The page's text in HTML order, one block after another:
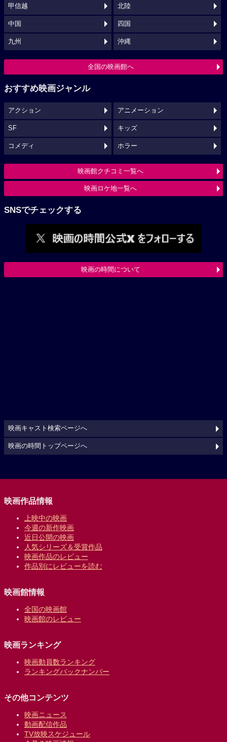
甲信越 北陸
中国 四国
九州 沖縄
全国の映画館へ
おすすめ映画ジャンル
アクション アニメーション
SF キッズ
コメディ ホラー
映画館クチコミ一覧へ
映画ロケ地一覧へ
SNSでチェックする
映画の時間について
映画キャスト検索ページへ
映画の時間トップページへ
映画作品情報
上映中の映画
今週の新作映画
近日公開の映画
人気シリーズ＆受賞作品
映画作品のレビュー
作品別にレビューを読む
映画館情報
全国の映画館
映画館のレビュー
映画ランキング
映画動員数ランキング
ランキングバックナンバー
その他コンテンツ
映画ニュース
動画配信作品
TV放映スケジュール